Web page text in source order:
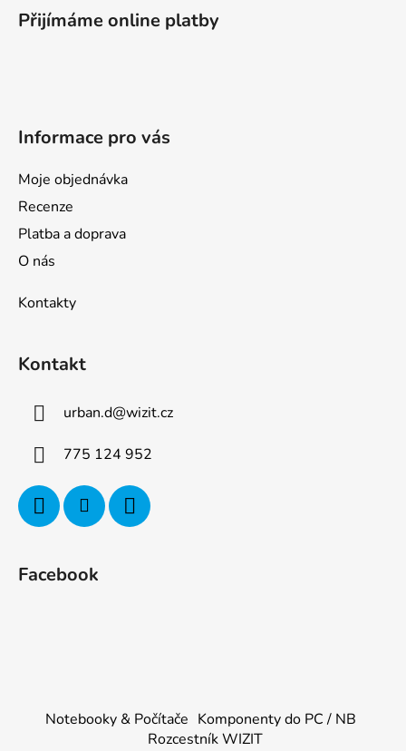
Přijímáme online platby
Informace pro vás
Moje objednávka
Recenze
Platba a doprava
O nás
Kontakty
Kontakt
urban.d@wizit.cz
775 124 952
Facebook
Notebooky & Počítače Komponenty do PC / NB
Rozcestník WIZIT